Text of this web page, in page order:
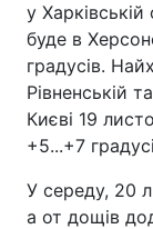
у
буде в
градусів.
Рівненській
Києві 19
+5...+7
У середу, 20
а от дощів